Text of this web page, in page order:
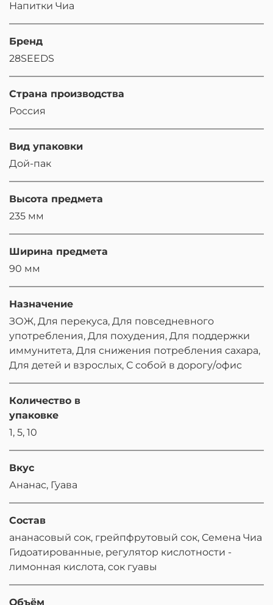
Напитки Чиа
Бренд
28SEEDS
Страна производства
Россия
Вид упаковки
Дой-пак
Высота предмета
235 мм
Ширина предмета
90 мм
Назначение
ЗОЖ, Для перекуса, Для повседневного
употребления, Для похудения, Для поддержки
иммунитета, Для снижения потребления сахара,
Для детей и взрослых, С собой в дорогу/офис
Количество в
упаковке
1, 5, 10
Вкус
Ананас, Гуава
Состав
ананасовый сок, грейпфрутовый сок, Семена Чиа
Гидоатированные, регулятор кислотности -
лимонная кислота, сок гуавы
Объём